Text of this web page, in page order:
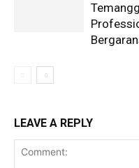
LEAVE A REPLY